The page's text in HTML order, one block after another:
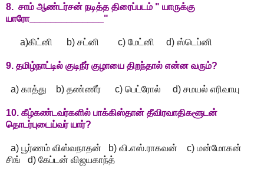
8. சாம் ஆண்டர்சன் நடித்த திரைப்படம் " யாருக்கு
யாரோ______________"
a)கிட்னி b) சட்னி c) மேட்னி d) ஸ்டெப்னி
9. தமிழ்நாட்டில் குடிநீர் குழாயை திறந்தால் என்ன வரும்?
a) காத்து b) தண்ணீர் c) பெட்ரோல் d) சமயல் எரிவாயு
10. கீழ்கண்டவர்களில் பாக்கிஸ்தான் தீவிரவாதிகளூடன்
தொடர்புடைய்வர் யார்?
a) பூர்ணம் விஸ்வநாதன் b) வி.எஸ்.ராகவன் c) மன்மோகன்
சிங் d) கேப்டன் விஜயகாந்த்